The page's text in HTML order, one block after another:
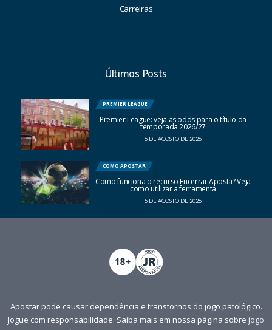
Carreiras
Últimos Posts
PREMIER LEAGUE
Premier League: veja as odds para o título da
temporada 2026/27
6 DE AGOSTO DE 2026
COMO APOSTAR
Como funciona o recurso Encerrar Aposta? Veja
como utilizar a ferramenta
5 DE AGOSTO DE 2026
Apostar pode causar dependência e transtornos do jogo patológico.
Jogue com responsabilidade. Saiba mais em nossa página sobre jogo